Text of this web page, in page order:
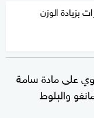
بزيادة الوزن
على مادة سامة
والبلوط